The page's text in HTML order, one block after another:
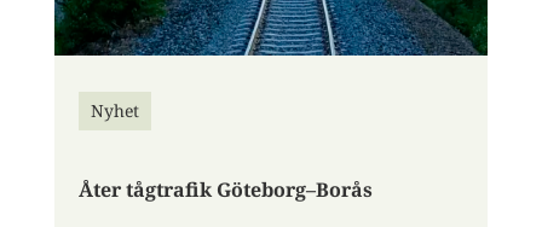
Nyhet
​Åter tågtrafik Göteborg–Borås